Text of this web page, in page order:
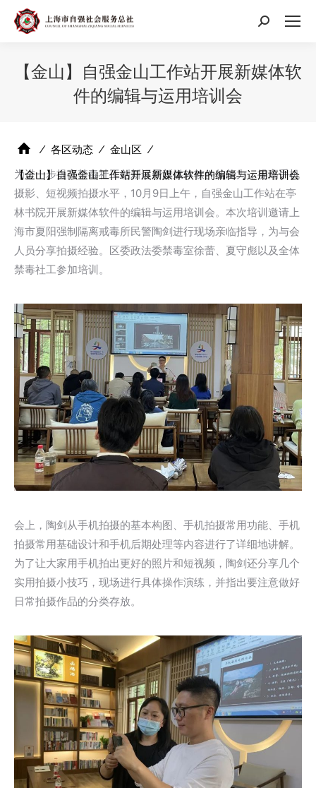
搜
【金山】自强金山工作站开展新媒体软
件的编辑与运用培训会
⁄ 各区动态 ⁄ 金山区 ⁄
【金山】自强金山工作站开展新媒体软件的编辑与运用培训会
为进一步提高禁毒社工创新运用新媒体软件的能力，提高手机
摄影、短视频拍摄水平，10月9日上午，自强金山工作站在亭
林书院开展新媒体软件的编辑与运用培训会。本次培训邀请上
海市夏阳强制隔离戒毒所民警陶剑进行现场亲临指导，为与会
人员分享拍摄经验。区委政法委禁毒室徐蕾、夏守彪以及全体
禁毒社工参加培训。
会上，陶剑从手机拍摄的基本构图、手机拍摄常用功能、手机
拍摄常用基础设计和手机后期处理等内容进行了详细地讲解。
为了让大家用手机拍出更好的照片和短视频，陶剑还分享几个
实用拍摄小技巧，现场进行具体操作演练，并指出要注意做好
日常拍摄作品的分类存放。